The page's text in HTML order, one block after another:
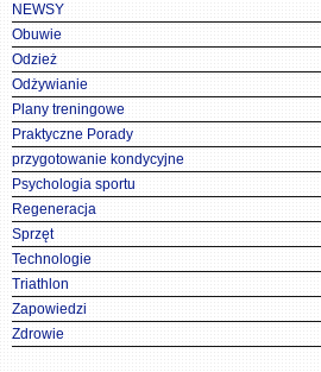
NEWSY
Obuwie
Odzież
Odżywianie
Plany treningowe
Praktyczne Porady
przygotowanie kondycyjne
Psychologia sportu
Regeneracja
Sprzęt
Technologie
Triathlon
Zapowiedzi
Zdrowie